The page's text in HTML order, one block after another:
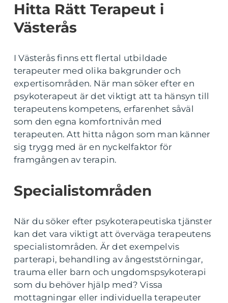
Hitta Rätt Terapeut i
Västerås
I Västerås finns ett flertal utbildade
terapeuter med olika bakgrunder och
expertisområden. När man söker efter en
psykoterapeut är det viktigt att ta hänsyn till
terapeutens kompetens, erfarenhet såväl
som den egna komfortnivån med
terapeuten. Att hitta någon som man känner
sig trygg med är en nyckelfaktor för
framgången av terapin.
Specialistområden
När du söker efter psykoterapeutiska tjänster
kan det vara viktigt att överväga terapeutens
specialistområden. Är det exempelvis
parterapi, behandling av ångeststörningar,
trauma eller barn och ungdomspsykoterapi
som du behöver hjälp med? Vissa
mottagningar eller individuella terapeuter